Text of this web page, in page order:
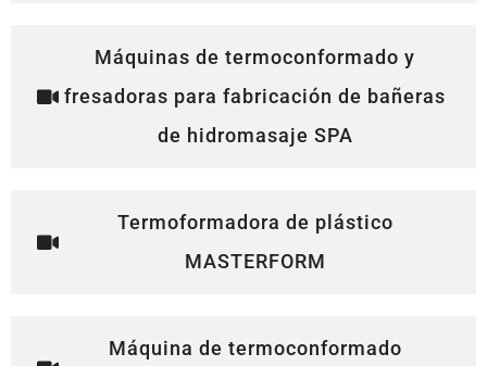
Máquinas de termoconformado y
fresadoras para fabricación de bañeras
de hidromasaje SPA
Termoformadora de plástico
MASTERFORM
Máquina de termoconformado